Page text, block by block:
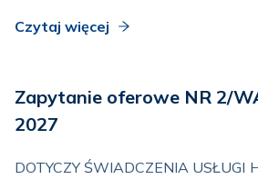
Czytaj więcej
Zapytanie oferowe NR 2/
2027
DOTYCZY ŚWIADCZENIA USŁUGI